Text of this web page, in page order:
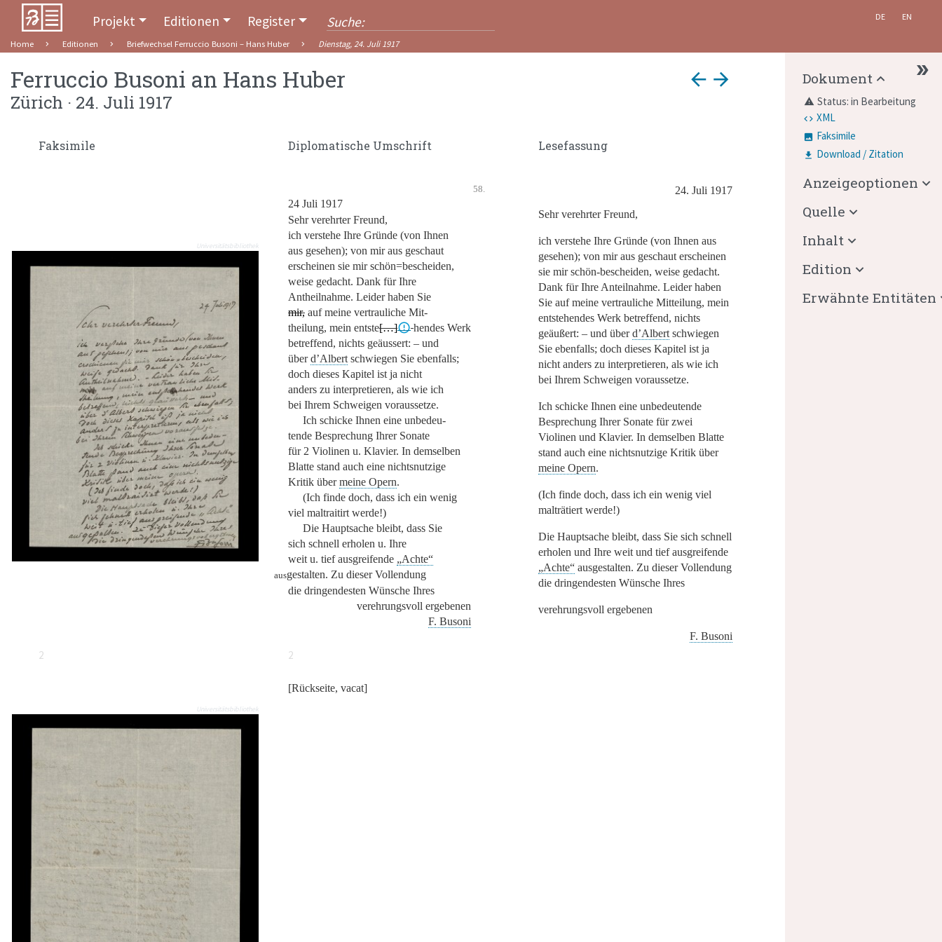
Projekt Editionen Register DE EN
Home Editionen Briefwechsel Ferruccio Busoni – Hans Huber Dienstag, 24. Juli 1917
Ferruccio Busoni an Hans Huber arrow_back arrow_forward
Zürich · 24. Juli 1917
Faksimile Diplomatische Umschrift Lesefassung
Universitätsbibliothek
58.
24 Juli 1917
Sehr verehrter Freund,
ich verstehe Ihre Gründe (von Ihnen
aus gesehen); von mir aus geschaut
erscheinen sie mir schön=bescheiden,
weise gedacht. Dank für Ihre
Antheilnahme. Leider haben Sie
mir, auf meine vertrauliche Mit-
theilung, mein entste[…]
hendes Werk
betreffend, nichts geäussert: – und
überd’Albert schwiegen Sie ebenfalls;
doch dieses Kapitel ist ja nicht
anders zu interpretieren, als wie ich
bei Ihrem Schweigen voraussetze.
Ich schicke Ihnen eine unbedeu-
tende Besprechung Ihrer Sonate
für 2 Violinen u. Klavier. In demselben
Blatte stand auch eine nichtsnutzige
Kritik übermeine Opern.
(Ich finde doch, dass ich ein wenig
viel maltraitirt werde!)
Die Hauptsache bleibt, dass Sie
sich schnell erholen u. Ihre
weit u. tief ausgreifende „Achte“
ausgestalten. Zu dieser Vollendung
die dringendesten Wünsche Ihres
verehrungsvoll ergebenen
F. Busoni
24. Juli 1917
Sehr verehrter Freund,
ich verstehe Ihre Gründe (von Ihnen aus
gesehen); von mir aus geschaut erscheinen
sie mir schön-bescheiden, weise gedacht.
Dank für Ihre Anteilnahme. Leider haben
Sie auf meine vertrauliche Mitteilung, mein
entstehendes Werk betreffend, nichts
geäußert: – und überd’Albert schwiegen
Sie ebenfalls; doch dieses Kapitel ist ja
nicht anders zu interpretieren, als wie ich
bei Ihrem Schweigen voraussetze.
Ich schicke Ihnen eine unbedeutende
Besprechung Ihrer Sonate für zwei
Violinen und Klavier. In demselben Blatte
stand auch eine nichtsnutzige Kritik über
meine Opern.
(Ich finde doch, dass ich ein wenig viel
malträtiert werde!)
Die Hauptsache bleibt, dass Sie sich schnell
erholen und Ihre weit und tief ausgreifende
„Achte“ ausgestalten. Zu dieser Vollendung
die dringendesten Wünsche Ihres
verehrungsvoll ergebenen
F. Busoni
2 2
Universitätsbibliothek
[Rückseite, vacat]
Dokument
warning Status: in Bearbeitung
XML
Faksimile
Download / Zitation
Anzeigeoptionen
Quelle
Inhalt
Edition
Erwähnte Entitäten